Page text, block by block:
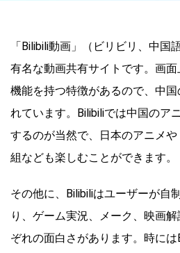
ブルーレイコピー
「Bilibili動画」（ビリビリ、中国
有名な動画共有サイトです。画
機能を持つ特徴があるので、中
れています。Bilibiliでは中国のア
するのが当然で、日本のアニメ
組なども楽しむことができます。
その他に、Bilibiliはユーザーが自
り、ゲーム実況、メーク、映画
ぞれの面白さがあります。時に